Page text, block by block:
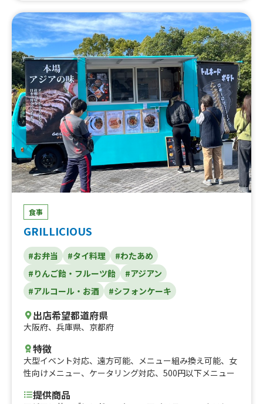
ケーキバニラアイス、麻婆豆腐丼、揚げたこ焼き、シャカ
シャカポテト、削りイチゴ、フローズンバニラアイス、フ
ローズンバニラアイスミニ、ガトーショコラ、アメリカン
ドック、チーズケーキ、揚げワッサンカップ、チュロスミ
ルク、揚げパンと季節のフルーツ串、季節のパフェ、カッ
プアイス、コーヒーフロート、ドリンク、シャカシャカポ
テト、揚げパン、チュロス、オムライス、チャイ、カップ
シフォン、チョコミルクドリンク、カップアイス、カフェ
ラテ、カフェラテ フレーバーラテ、カップ総菜、悠々自
適弁当、アフォガード、ドリンク、コーヒーゼリーフロー
ト、冷やしブリュレシフォン、コーヒー、シフォンケーキ
食事
GRILLICIOUS
#お弁当 #タイ料理
#わたあめ
#りんご飴・フルーツ飴
#アジアン
#アルコール・お酒
#シフォンケーキ
出店希望都道府県
大阪府、 兵庫県、 京都府
特徴
大型イベント対応、 遠方可能、 メニュー組み換え可能、 女
性向けメニュー、 ケータリング対応、 500円以下メニュー
提供商品